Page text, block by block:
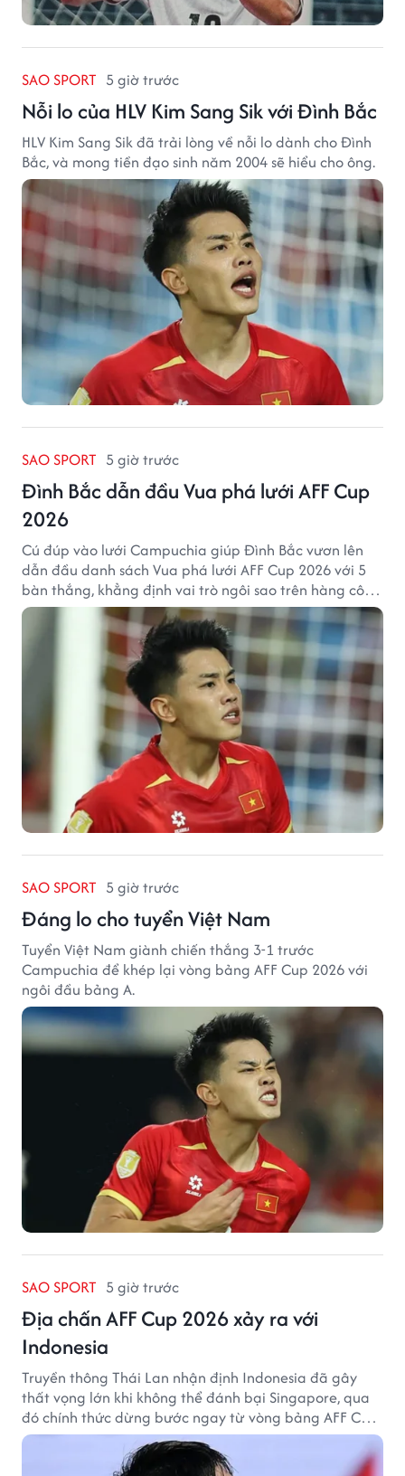
SAO SPORT 5 giờ trước
Nỗi lo của HLV Kim Sang Sik với Đình Bắc
HLV Kim Sang Sik đã trải lòng về nỗi lo dành cho Đình
Bắc, và mong tiền đạo sinh năm 2004 sẽ hiểu cho ông.
SAO SPORT 5 giờ trước
Đình Bắc dẫn đầu Vua phá lưới AFF Cup
2026
Cú đúp vào lưới Campuchia giúp Đình Bắc vươn lên
dẫn đầu danh sách Vua phá lưới AFF Cup 2026 với 5
bàn thắng, khẳng định vai trò ngôi sao trên hàng công
tuyển Việt Nam.
SAO SPORT 5 giờ trước
Đáng lo cho tuyển Việt Nam
Tuyển Việt Nam giành chiến thắng 3-1 trước
Campuchia để khép lại vòng bảng AFF Cup 2026 với
ngôi đầu bảng A.
SAO SPORT 5 giờ trước
Địa chấn AFF Cup 2026 xảy ra với
Indonesia
Truyền thông Thái Lan nhận định Indonesia đã gây
thất vọng lớn khi không thể đánh bại Singapore, qua
đó chính thức dừng bước ngay từ vòng bảng AFF Cup
2026.